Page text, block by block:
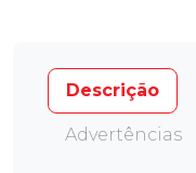
Descrição
Advertências